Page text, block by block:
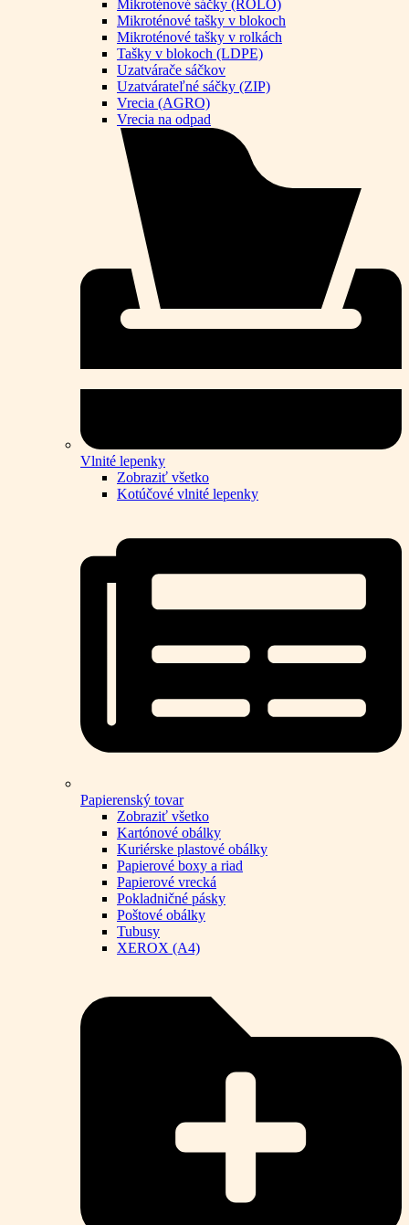
Mikroténové sáčky (ROLO)
Mikroténové tašky v blokoch
Mikroténové tašky v rolkách
Tašky v blokoch (LDPE)
Uzatvárače sáčkov
Uzatvárateľné sáčky (ZIP)
Vrecia (AGRO)
Vrecia na odpad
Vlnité lepenky
Zobraziť všetko
Kotúčové vlnité lepenky
Papierenský tovar
Zobraziť všetko
Kartónové obálky
Kuriérske plastové obálky
Papierové boxy a riad
Papierové vrecká
Pokladničné pásky
Poštové obálky
Tubusy
XEROX (A4)